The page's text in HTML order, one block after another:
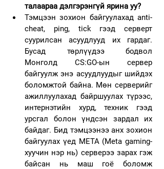
талаараа дэлгэрэнгүй ярина уу?
Тэмцээн зохион байгуулахад anti-
cheat, ping, tick гээд серверт
суурилсан асуудлууд их гардаг.
Бусад төрлүүдээ бодвол
Монголд CS:GO-ын сервер
байгуулж энэ асуудлуудыг шийдэх
боломжтой байна. Мөн серверийг
ажиллуулахад байршуулах түрээс,
интернэтийн хурд, техник гээд
урсгал болон үндсэн зардал их
байдаг. Бид тэмцээнээ анх зохион
байгуулах үед МЕТА (Meta gaming-
хуучин нэр нь) серверээ зарах гэж
байсан нь маш гоё боломж